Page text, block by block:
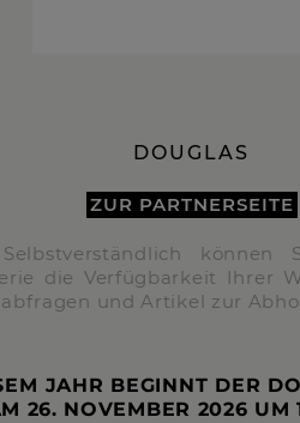
DOUGLAS
ZUR PARTNERSEITE
die Verfügbarkeit Ihrer
und Artikel zur
JAHR BEGINNT DER
26. NOVEMBER 2026 UM